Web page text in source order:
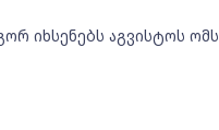
იხსენებს აგვისტოს ომს